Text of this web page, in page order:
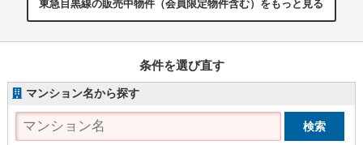
東急目黒線の販売中物件（会員限定物件含む）をもっと見る
条件を選び直す
マンション名から探す